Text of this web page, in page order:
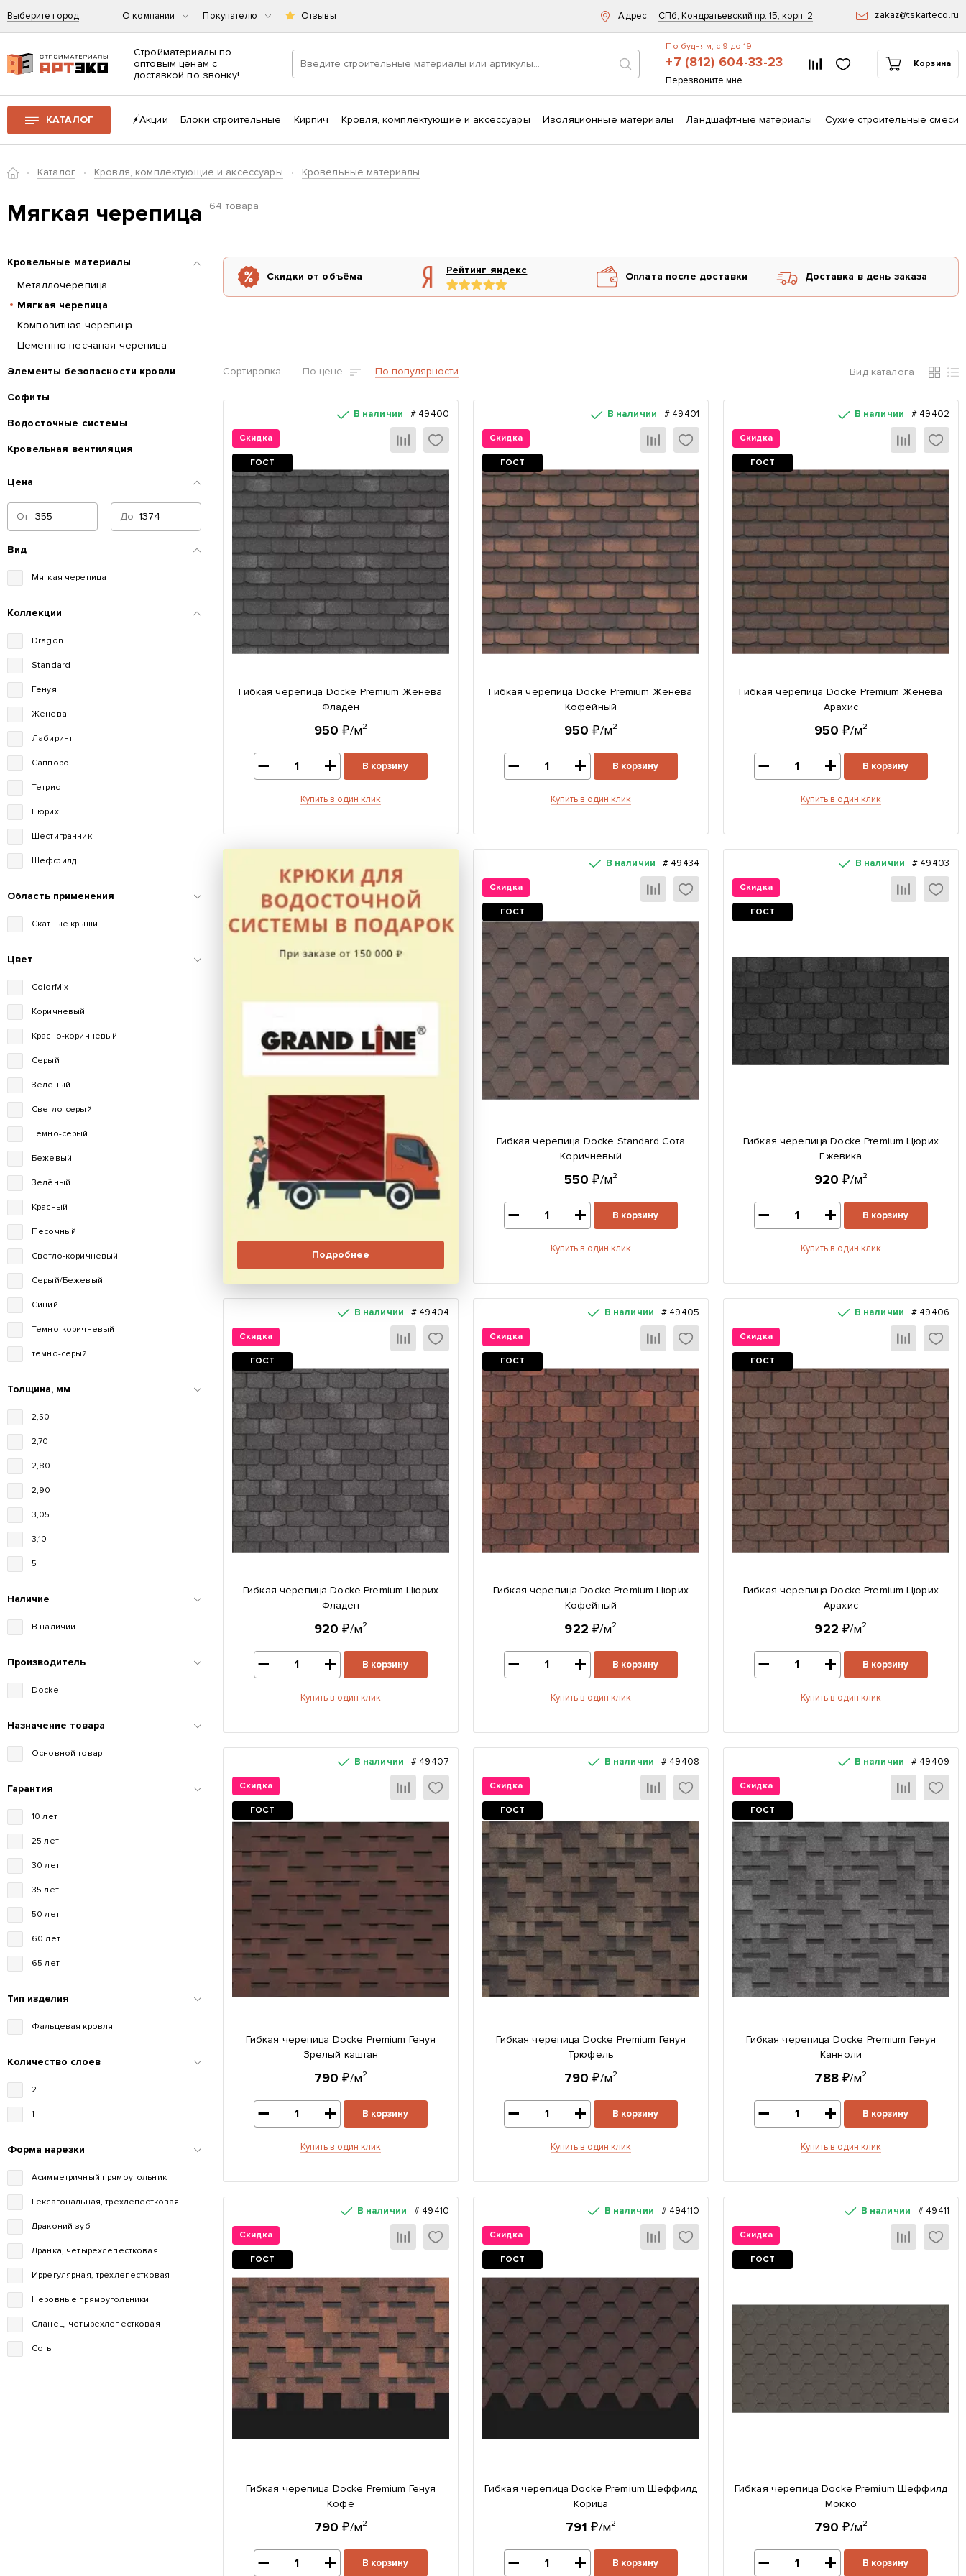
Выберите город О компании Покупателю Отзывы Адрес: СПб, Кондратьевский пр. 15, корп. 2 zakaz@tskarteco.ru
Интернет-магазин строительных материалов «АРТЭКО»
Стройматериалы по
оптовым ценам с
доставкой по звонку!
Поиск
По будням, с 9 до 19
+7 (812) 604-33-23
Перезвоните мне
Список сравнения
Избранное Корзина
КАТАЛОГ Акции Блоки строительные Кирпич Кровля, комплектующие и аксессуары Изоляционные материалы Ландшафтные материалы Сухие строительные смеси
ГлавнаяКаталог Кровля, комплектующие и аксессуары Кровельные материалы
Мягкая черепица 64 товара
Кровельные материалы
Металлочерепица
Мягкая черепица
Композитная черепица
Цементно-песчаная черепица
Элементы безопасности кровли
Софиты
Водосточные системы
Кровельная вентиляция
Отправить
Цена
От До
Вид
Мягкая черепица
Коллекции
Dragon
Standard
Генуя
Женева
Лабиринт
Саппоро
Тетрис
Цюрих
Шестигранник
Шеффилд
Область применения
Скатные крыши
Цвет
ColorMix
Коричневый
Красно-коричневый
Серый
Зеленый
Светло-серый
Темно-серый
Бежевый
Зелёный
Красный
Песочный
Светло-коричневый
Серый/Бежевый
Синий
Темно-коричневый
тёмно-серый
Толщина, мм
2,50
2,70
2,80
2,90
3,05
3,10
5
Наличие
В наличии
Производитель
Docke
Назначение товара
Основной товар
Гарантия
10 лет
25 лет
30 лет
35 лет
50 лет
60 лет
65 лет
Тип изделия
Фальцевая кровля
Количество слоев
2
1
Форма нарезки
Асимметричный прямоугольник
Гексагональная, трехлепестковая
Драконий зуб
Дранка, четырехлепестковая
Иррегулярная, трехлепестковая
Неровные прямоугольники
Сланец, четырехлепестковая
Соты
Скидки от объёма
Рейтинг яндекс
Оплата после доставки Доставка в день заказа
Сортировка По цене По популярности Вид каталога
Скидка
ГОСТ
В наличии # 49400
Гибкая черепица Docke Premium Женева
Фладен
950 ₽/м²
В корзину
Купить в один клик
Скидка
ГОСТ
В наличии # 49401
Гибкая черепица Docke Premium Женева
Кофейный
950 ₽/м²
В корзину
Купить в один клик
Скидка
ГОСТ
В наличии # 49402
Гибкая черепица Docke Premium Женева
Арахис
950 ₽/м²
В корзину
Купить в один клик
Подробнее
Скидка
ГОСТ
В наличии # 49434
Гибкая черепица Docke Standard Сота
Коричневый
550 ₽/м²
В корзину
Купить в один клик
Скидка
ГОСТ
В наличии # 49403
Гибкая черепица Docke Premium Цюрих
Ежевика
920 ₽/м²
В корзину
Купить в один клик
Скидка
ГОСТ
В наличии # 49404
Гибкая черепица Docke Premium Цюрих
Фладен
920 ₽/м²
В корзину
Купить в один клик
Скидка
ГОСТ
В наличии # 49405
Гибкая черепица Docke Premium Цюрих
Кофейный
922 ₽/м²
В корзину
Купить в один клик
Скидка
ГОСТ
В наличии # 49406
Гибкая черепица Docke Premium Цюрих
Арахис
922 ₽/м²
В корзину
Купить в один клик
Скидка
ГОСТ
В наличии # 49407
Гибкая черепица Docke Premium Генуя
Зрелый каштан
790 ₽/м²
В корзину
Купить в один клик
Скидка
ГОСТ
В наличии # 49408
Гибкая черепица Docke Premium Генуя
Трюфель
790 ₽/м²
В корзину
Купить в один клик
Скидка
ГОСТ
В наличии # 49409
Гибкая черепица Docke Premium Генуя
Канноли
788 ₽/м²
В корзину
Купить в один клик
Скидка
ГОСТ
В наличии # 49410
Гибкая черепица Docke Premium Генуя
Кофе
790 ₽/м²
В корзину
Скидка
ГОСТ
В наличии # 494110
Гибкая черепица Docke Premium Шеффилд
Корица
791 ₽/м²
В корзину
Скидка
ГОСТ
В наличии # 49411
Гибкая черепица Docke Premium Шеффилд
Мокко
790 ₽/м²
В корзину